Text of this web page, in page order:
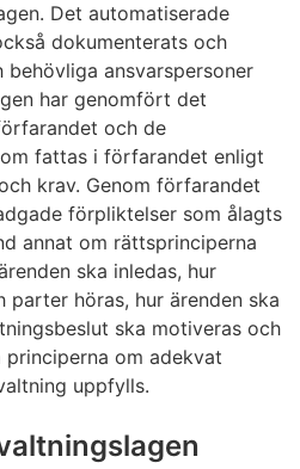
Det automatiserade
dokumenterats och
ansvarspersoner
har genomfört det
och de
fattas i förfarandet enligt
krav. Genom förfarandet
förpliktelser som ålagts
annat om rättsprinciperna
ska inledas, hur
parter höras, hur ärenden ska
ska motiveras och
om adekvat
uppfylls.